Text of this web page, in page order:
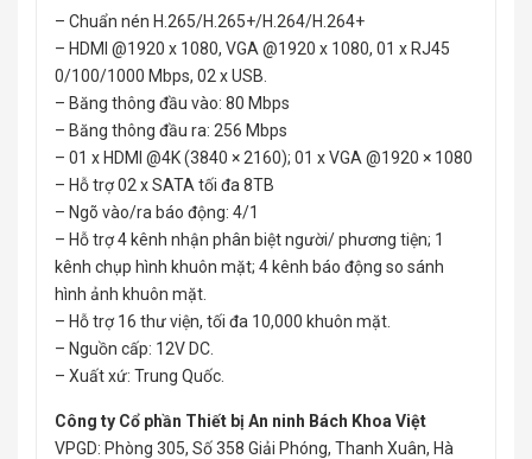
– Chuẩn nén H.265/H.265+/H.264/H.264+
– HDMI @1920 x 1080, VGA @1920 x 1080, 01 x RJ45
0/100/1000 Mbps, 02 x USB.
– Băng thông đầu vào: 80 Mbps
– Băng thông đầu ra: 256 Mbps
– 01 x HDMI @4K (3840 × 2160); 01 x VGA @1920 × 1080
– Hỗ trợ 02 x SATA tối đa 8TB
– Ngõ vào/ra báo động: 4/1
– Hỗ trợ 4 kênh nhận phân biệt người/ phương tiện; 1
kênh chụp hình khuôn mặt; 4 kênh báo động so sánh
hình ảnh khuôn mặt.
– Hỗ trợ 16 thư viện, tối đa 10,000 khuôn mặt.
– Nguồn cấp: 12V DC.
– Xuất xứ: Trung Quốc.
Công ty Cổ phần Thiết bị An ninh Bách Khoa Việt
VPGD: Phòng 305, Số 358 Giải Phóng, Thanh Xuân, Hà